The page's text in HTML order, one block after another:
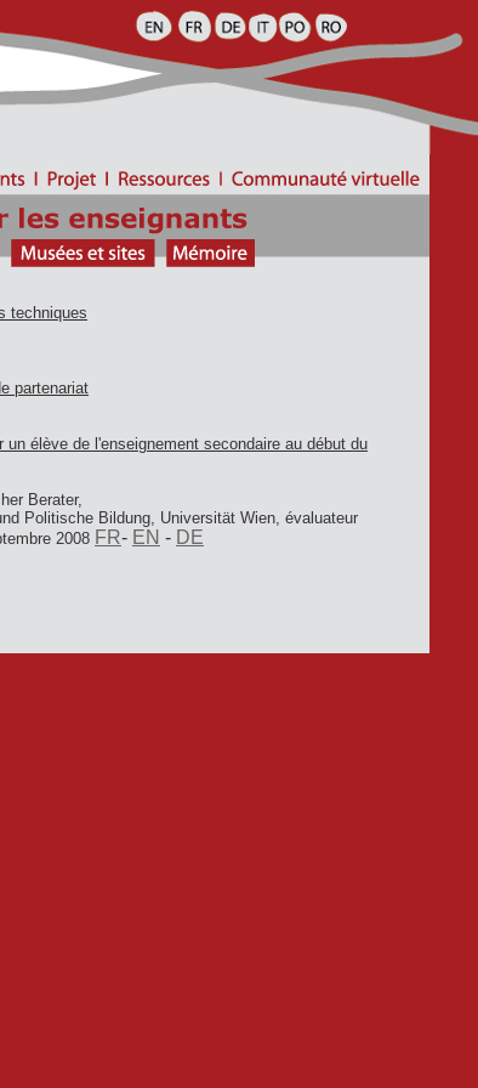
techniques
partenariat
élève de l'enseignement secondaire au début du
Berater,
Politische Bildung, Universität Wien, évaluateur
2008 FR- EN - DE